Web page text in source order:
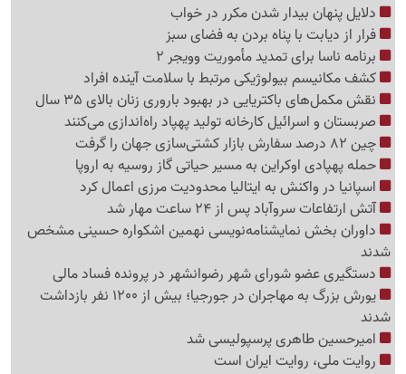
دلایل پنهان بیدار شدن مکرر در خواب
فرار از دیابت با پناه بردن به فضای سبز
برنامه ناسا برای تمدید مأموریت وویجر 2
کشف مکانیسم بیولوژیکی مرتبط با سلامت آینده افراد
نقش مکمل‌های باکتریایی در بهبود باروری زنان بالای 35 سال
صربستان و اسرائیل کارخانه تولید پهپاد راه‌اندازی می‌کنند
چین 82 درصد سفارش بازار کشتی‌سازی جهان را گرفت
حمله پهپادی اوکراین به مسیر حیاتی گاز روسیه به اروپا
اسپانیا در واکنش به ایتالیا محدودیت مرزی اعمال کرد
آتش ارتفاعات سروآباد پس از 24 ساعت مهار شد
داوران بخش نمایشنامه‌نویسی نهمین اشکواره حسینی مشخص
شدند
دستگیری عضو شورای شهر رضوانشهر در پرونده فساد مالی
یورش بزرگ به مهاجران در جورجیا؛ بیش از 1200 نفر بازداشت
شدند
امیرحسین طاهری پرسپولیسی شد
روایت ملی، روایت ایران است